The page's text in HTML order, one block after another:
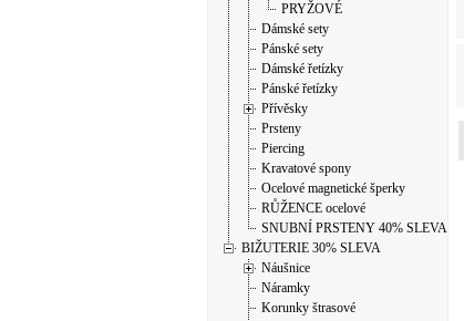
PRYŽOVÉ
Dámské sety
Pánské sety
Dámské řetízky
Pánské řetízky
Přívěsky
Prsteny
Piercing
Kravatové spony
Ocelové magnetické šperky
RŮŽENCE ocelové
SNUBNÍ PRSTENY 40% SLEVA
BIŽUTERIE 30% SLEVA
Náušnice
Náramky
Korunky štrasové